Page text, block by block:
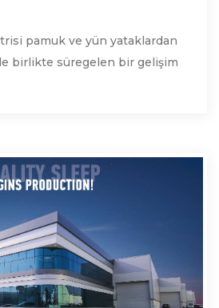
pamuk ve yün yataklardan
birlikte süregelen bir gelişim